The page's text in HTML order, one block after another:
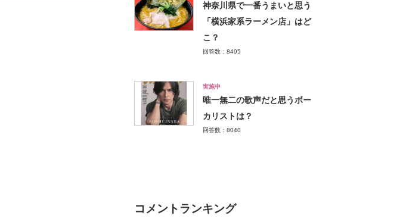
神奈川県で一番うまいと思う
「横浜家系ラーメン店」はど
こ？
回答数：8495
実施中
唯一無二の歌声だと思うボー
カリストは？
回答数：8040
コメントランキング